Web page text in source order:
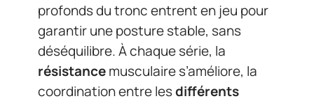
profonds du tronc entrent en jeu pour
garantir une posture stable, sans
déséquilibre. À chaque série, la
résistancemusculaire s’améliore, la
coordination entre lesdifférents